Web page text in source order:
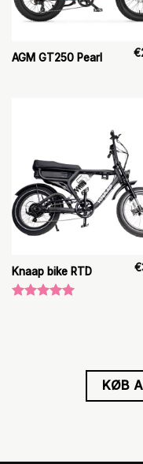
AGM GT250 Pearl €
Knaap bike RTD €
KØB